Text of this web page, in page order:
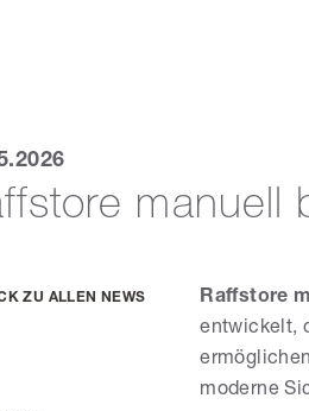
manuell
ZU ALLEN NEWS Raffstore
entwickelt,
moderne